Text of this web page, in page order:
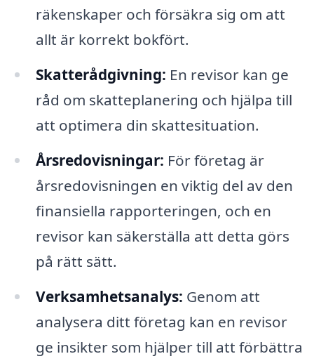
räkenskaper och försäkra sig om att
allt är korrekt bokfört.
Skatterådgivning: En revisor kan ge
råd om skatteplanering och hjälpa till
att optimera din skattesituation.
Årsredovisningar: För företag är
årsredovisningen en viktig del av den
finansiella rapporteringen, och en
revisor kan säkerställa att detta görs
på rätt sätt.
Verksamhetsanalys: Genom att
analysera ditt företag kan en revisor
ge insikter som hjälper till att förbättra